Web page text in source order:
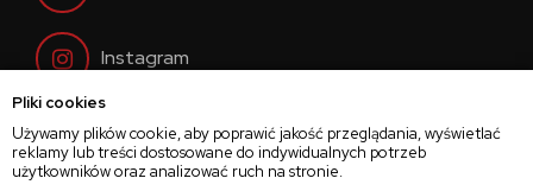
Pliki cookies
Używamy plików cookie, aby poprawić jakość przeglądania, wyświetlać
reklamy lub treści dostosowane do indywidualnych potrzeb
użytkowników oraz analizować ruch na stronie.
Instagram
Twitter